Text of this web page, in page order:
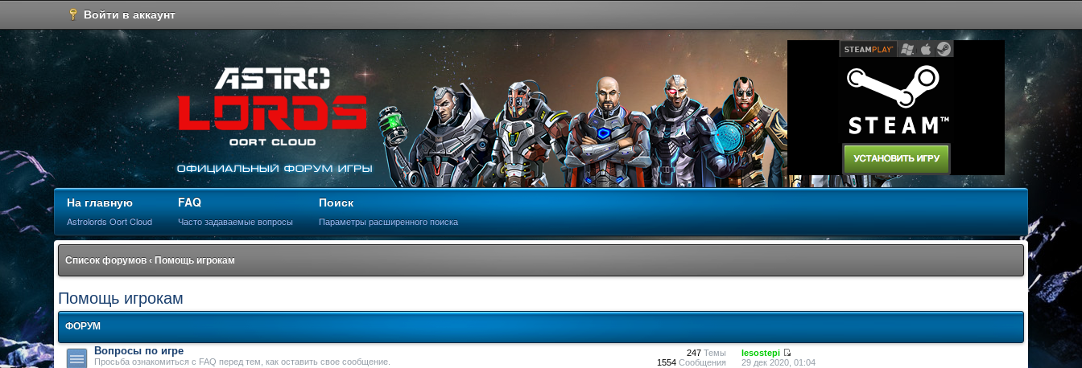
Войти в аккаунт
На главную
Astrolords Oort Cloud
FAQ
Часто задаваемые вопросы
Поиск
Параметры расширенного поиска
Список форумов ‹ Помощь игрокам
Помощь игрокам
ФОРУМ
Вопросы по игре
Просьба ознакомиться с FAQ перед тем, как оставить свое сообщение.
247Темы
1554Сообщения
lesostepi
29 дек 2020, 01:04